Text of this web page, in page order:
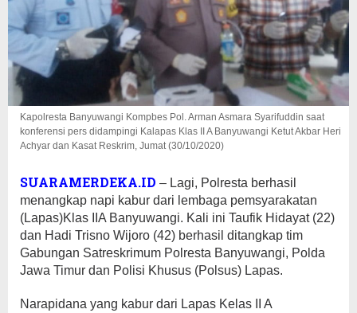
Kapolresta Banyuwangi Kompbes Pol. Arman Asmara Syarifuddin saat
konferensi pers didampingi Kalapas Klas II A Banyuwangi Ketut Akbar Heri
Achyar dan Kasat Reskrim, Jumat (30/10/2020)
SUARAMERDEKA.ID – Lagi, Polresta berhasil
menangkap napi kabur dari lembaga pemsyarakatan
(Lapas)Klas IIA Banyuwangi. Kali ini Taufik Hidayat (22)
dan Hadi Trisno Wijoro (42) berhasil ditangkap tim
Gabungan Satreskrimum Polresta Banyuwangi, Polda
Jawa Timur dan Polisi Khusus (Polsus) Lapas.
Narapidana yang kabur dari Lapas Kelas II A